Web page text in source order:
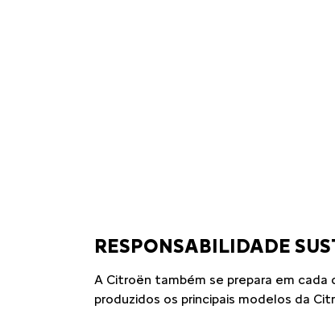
RESPONSABILIDADE
A Citroën também se prepara em cada
produzidos os principais modelos da